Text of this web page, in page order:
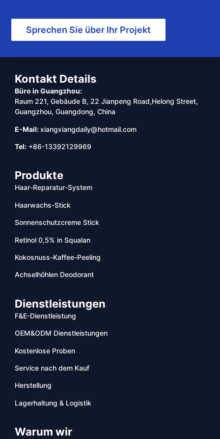
Sprechen Sie über Ihr Projekt
Kontakt Details
Büro in Guangzhou:
Raum 221, Gebäude B, 22 Jianpeng Road,Helong Street,
Guangzhou, Guangdong, China
E-Mail:xiangxiangdaily@hotmail.com
Tel: +86-13392129969
Produkte
Haar-Reparatur-System
Haarwachs-Stick
Sonnenschutzcreme Stick
Retinol 0,5% in Squalan
Kokosnuss-Kaffee-Peeling
Achselhöhlen Deodorant
Dienstleistungen
F&E-Dienstleistung
OEM&ODM Dienstleistungen
Kostenlose Proben
Service nach dem Kauf
Herstellung
Lagerhaltung & Logistik
Warum wir